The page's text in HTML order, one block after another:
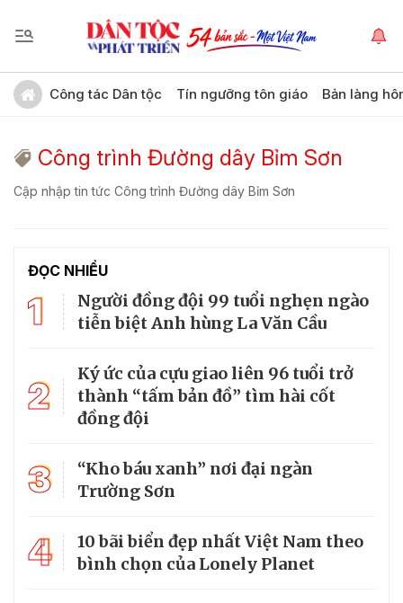
Công tác Dân tộc Tín ngưỡng tôn giáo Bản làng
Công trình Đường dây Bỉm Sơn
Cập nhập tin tức Công trình Đường dây Bỉm Sơn
ĐỌC NHIỀU
1
Người đồng đội 99 tuổi nghẹn ngào
tiễn biệt Anh hùng La Văn Cầu
2
Ký ức của cựu giao liên 96 tuổi trở
thành “tấm bản đồ” tìm hài cốt
đồng đội
3
“Kho báu xanh” nơi đại ngàn
Trường Sơn
4
10 bãi biển đẹp nhất Việt Nam theo
bình chọn của Lonely Planet